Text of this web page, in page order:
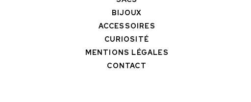
BIJOUX
ACCESSOIRES
CURIOSITÉ
MENTIONS LÉGALES
CONTACT